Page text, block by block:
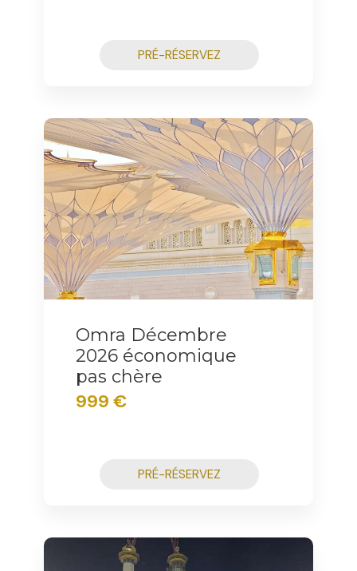
PRÉ-RÉSERVEZ
Omra Décembre
2026 économique
pas chère
999 €
PRÉ-RÉSERVEZ